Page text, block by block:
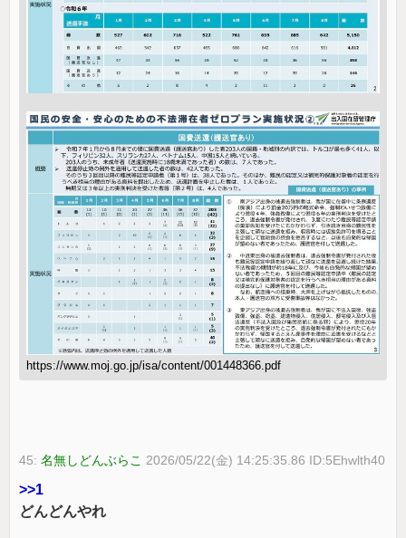
https://www.moj.go.jp/isa/content/001448366.pdf
45:名無しどんぶらこ 2026/05/22(金) 14:25:35.86 ID:5Ehwlth40
>>1
どんどんやれ